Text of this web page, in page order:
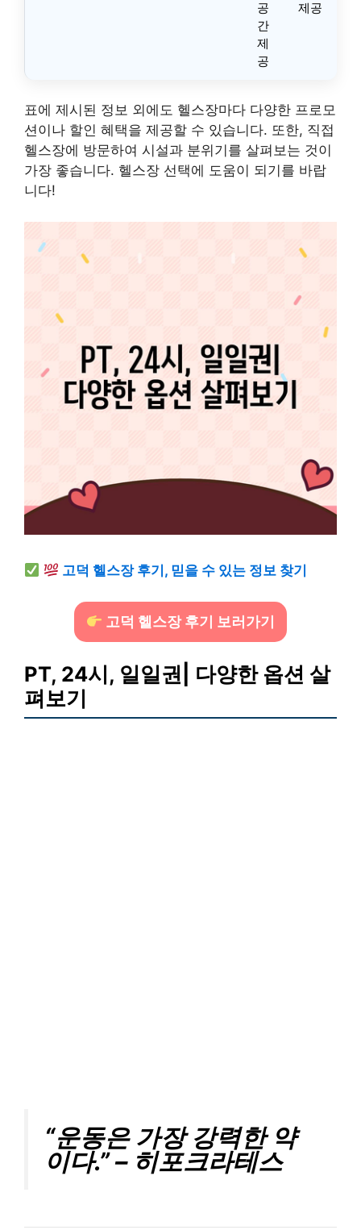
공
간
제
공
제공
표에 제시된 정보 외에도 헬스장마다 다양한 프로모
션이나 할인 혜택을 제공할 수 있습니다. 또한, 직접
헬스장에 방문하여 시설과 분위기를 살펴보는 것이
가장 좋습니다. 헬스장 선택에 도움이 되기를 바랍
니다!
고덕 헬스장 후기, 믿을 수 있는 정보 찾기
고덕 헬스장 후기 보러가기
PT, 24시, 일일권| 다양한 옵션 살
펴보기
“운동은 가장 강력한 약
이다.” – 히포크라테스